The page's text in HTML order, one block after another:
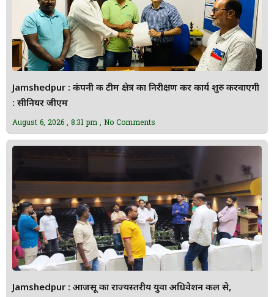
Jamshedpur : कंपनी की टीम क्षेत्र का निरीक्षण कर कार्य शुरु करवाएगी
: सीनियर जीएम
August 6, 2026 8:31 pm No Comments
Jamshedpur : आजसू का राज्यस्तरीय युवा अधिवेशन कल से,